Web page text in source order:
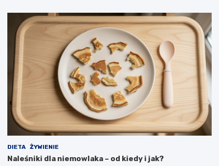
DIETA ŻYWIENIE
Naleśniki dla niemowlaka – od kiedy i jak?